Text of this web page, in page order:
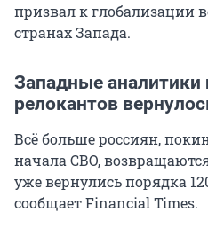
призвал к глобализации
странах Запада.
Западные аналитики
релокантов
Всё больше россиян,
начала СВО,
уже вернулись порядка
сообщает Financial Times.